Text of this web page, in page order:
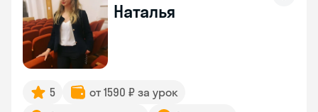
Наталья
5
от 1590 ₽ за урок